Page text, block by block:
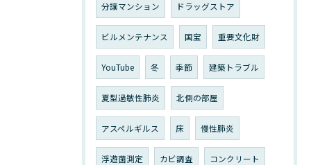
分譲マンション ドラッグストア
ビルメンテナンス 国宝 重要文化財
YouTube 冬 季節 建築トラブル
夏型過敏性肺炎 北側の部屋
アスペルギルス 床 慢性肺炎
浮遊菌測定 カビ調査 コンクリート